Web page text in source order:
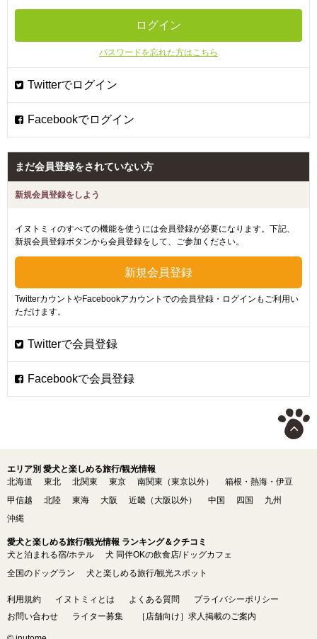
パスワードを忘れた方はこちら
まだ会員登録をされていない方
新規会員登録をしよう
イヌトミィのすべての機能を使うには会員登録が必要になります。下記、
新規会員登録ボタンから会員登録をして、ご参加ください。
TwitterカウントやFacebookアカウントでの会員登録・ログインもご利用い
ただけます。
エリア別 愛犬と楽しめる旅行/観光情報
北海道
東北 北関東 東京 南関東（東京以外）
箱根・熱海・伊豆
甲信越
北陸 東海 大阪 近畿（大阪以外） 中国 四国
九州
沖縄
愛犬と楽しめる旅行/観光情報 ランキング＆クチコミ
犬と泊まれる宿/ホテル
犬 同伴OKの飲食店/ドッグカフェ
全国のドッグラン
犬と楽しめる旅行/観光スポット
利用規約 イヌトミィとは よくある質問
プライバシーポリシー
お問い合わせ
ライター募集 ［店舗向け］求人掲載のご案内